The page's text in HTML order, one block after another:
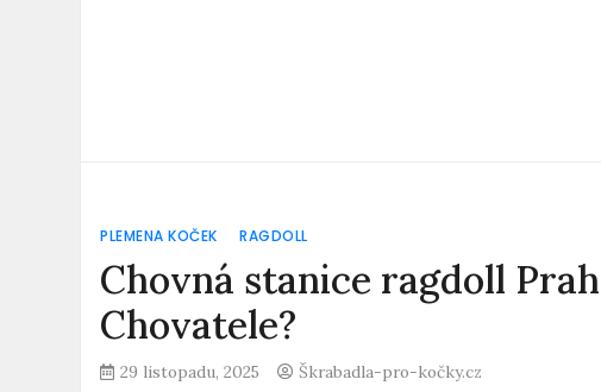
PLEMENA KOČEK RAGDOLL
Chovná stanice ragdoll
Chovatele?
29 listopadu, 2025 Škrabadla-pro-kočky.cz